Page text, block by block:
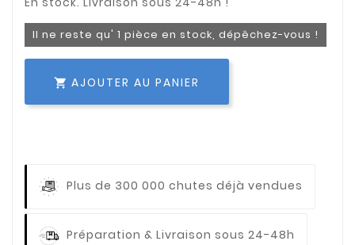
Il ne reste qu' 1 pièce en stock, dépêchez-vous !
 AJOUTER AU PANIER
Plus de 300 000 chutes déjà vendues
Préparation & Livraison sous 24-48h